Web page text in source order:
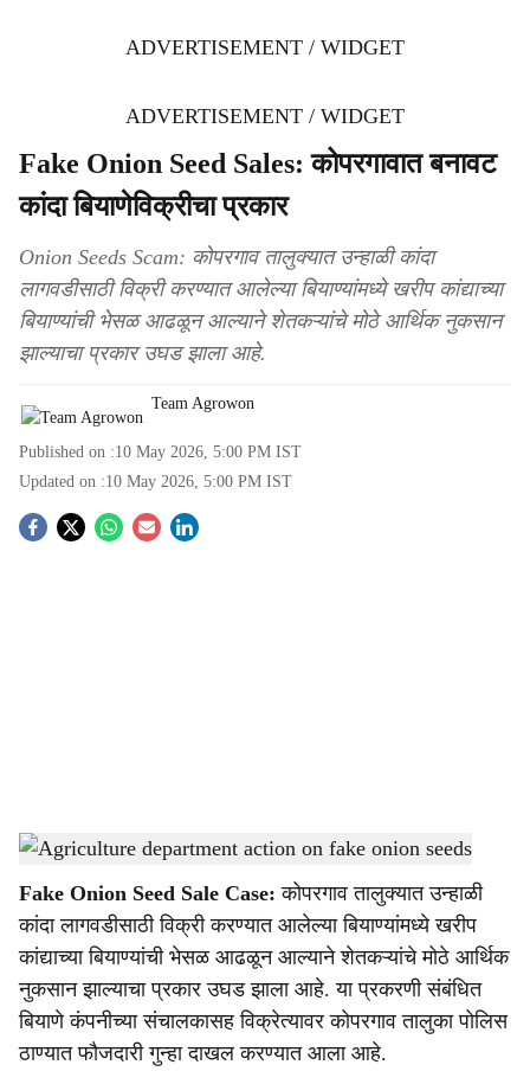
ADVERTISEMENT / WIDGET
ADVERTISEMENT / WIDGET
Fake Onion Seed Sales: कोपरगावात बनावट
कांदा बियाणेविक्रीचा प्रकार
Onion Seeds Scam: कोपरगाव तालुक्यात उन्हाळी कांदा
लागवडीसाठी विक्री करण्यात आलेल्या बियाण्यांमध्ये खरीप कांद्याच्या
बियाण्यांची भेसळ आढळून आल्याने शेतकऱ्यांचे मोठे आर्थिक नुकसान
झाल्याचा प्रकार उघड झाला आहे.
Team Agrowon
Published on :10 May 2026, 5:00 PM IST
Updated on :10 May 2026, 5:00 PM IST
S
a
r
e
Agriculture department action on fake onion seeds -Agrowon
Fake Onion Seed Sale Case: कोपरगाव तालुक्यात उन्हाळी
कांदा लागवडीसाठी विक्री करण्यात आलेल्या बियाण्यांमध्ये खरीप
कांद्याच्या बियाण्यांची भेसळ आढळून आल्याने शेतकऱ्यांचे मोठे आर्थिक
नुकसान झाल्याचा प्रकार उघड झाला आहे. या प्रकरणी संबंधित
बियाणे कंपनीच्या संचालकासह विक्रेत्यावर कोपरगाव तालुका पोलिस
ठाण्यात फौजदारी गुन्हा दाखल करण्यात आला आहे.